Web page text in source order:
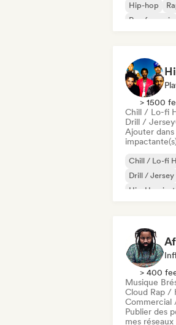
Hip-hop
Rap francais
> 1500
Chill / Lo-fi
Drill / Jersey
Ajouter
Chill / Lo-fi
Drill / Jersey
Hip-Hop
> 400
Musique
Cloud Rap /
Commercial
Publier des
mes